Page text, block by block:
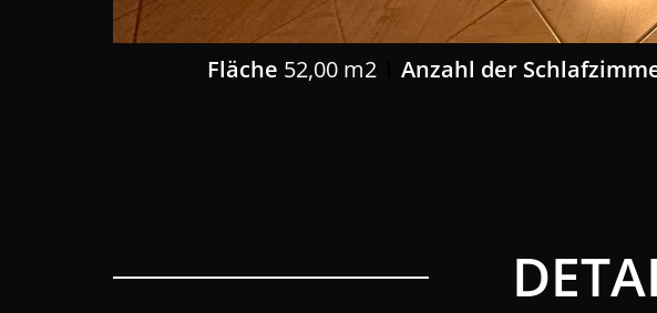
Fläche 52,00 m2 Anzahl der